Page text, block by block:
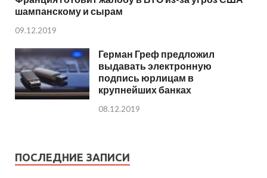
шампанскому и сырам
09.12.2019
Герман Греф предложил
выдавать электронную
подпись юрлицам в
крупнейших банках
08.12.2019
ПОСЛЕДНИЕ ЗАПИСИ